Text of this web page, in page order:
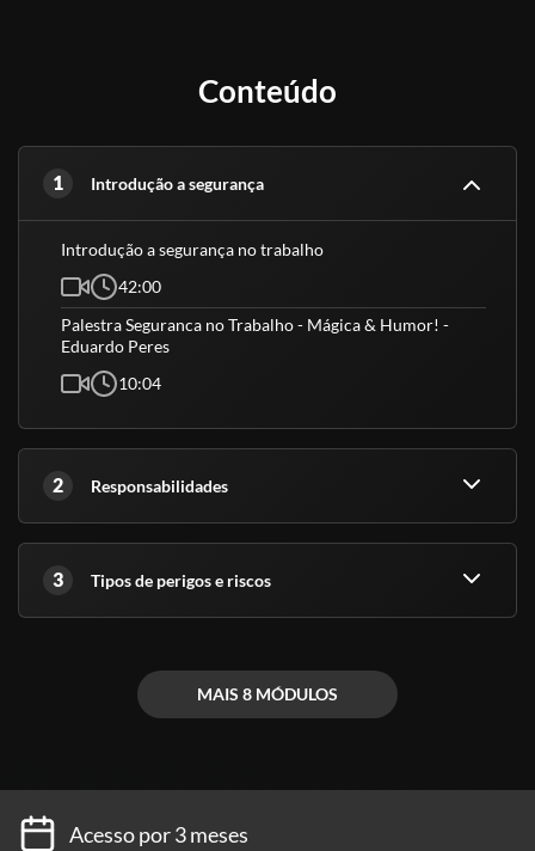
Conteúdo
1 Introdução a segurança
Introdução a segurança no trabalho
42:00
Palestra Seguranca no Trabalho - Mágica & Humor! -
Eduardo Peres
10:04
2 Responsabilidades
3 Tipos de perigos e riscos
MAIS 8 MÓDULOS
Acesso por 3 meses